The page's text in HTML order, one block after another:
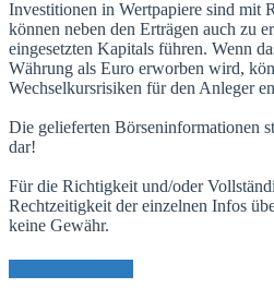
Investitionen in Wertpapiere sind mit
können neben den Erträgen auch zu
eingesetzten Kapitals führen. Wenn
Währung als Euro erworben wird,
Wechselkursrisiken für den Anleger
Die gelieferten Börseninformationen
dar!
Für die Richtigkeit und/oder
Rechtzeitigkeit der einzelnen Infos
keine Gewähr.